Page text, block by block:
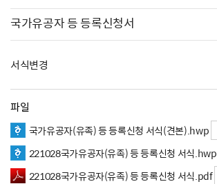
국가유공자 등 등록신청서
서식변경
파일
국가유공자(유족) 등 등록신청 서식(견본).hwp
221028국가유공자(유족) 등 등록신청 서식.hwp
221028국가유공자(유족) 등 등록신청 서식.pdf